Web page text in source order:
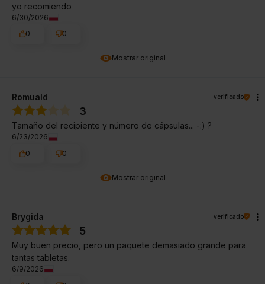
Mostrar original
yo recomiendo
6/30/2026
0
0
Mostrar original
Romuald verificado
3
Tamaño del recipiente y número de cápsulas... -:) ?
6/23/2026
0
0
Brygida verificado
5
Muy buen precio, pero un paquete demasiado grande para
tantas tabletas.
6/9/2026